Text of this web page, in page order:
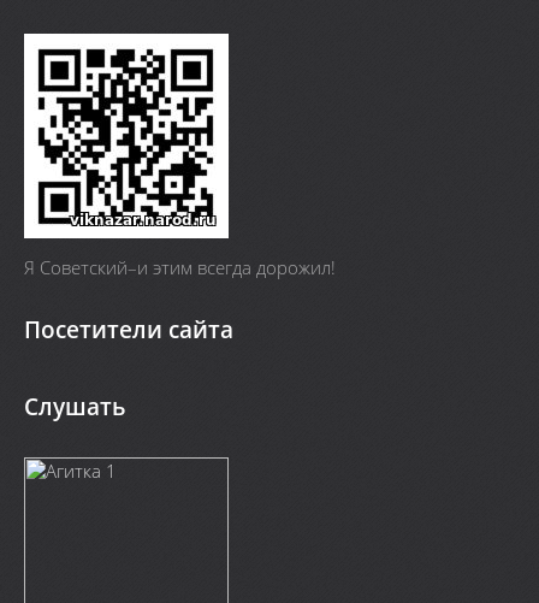
Я Cоветский–и этим всегда дорожил!
Посетители сайта
Слушать